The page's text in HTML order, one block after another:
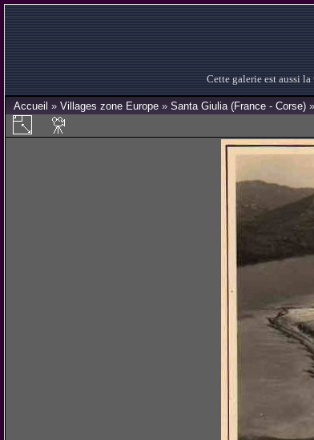
Cette galerie est aussi
Accueil » Villages zone Europe » Santa Giulia (France - Corse) »